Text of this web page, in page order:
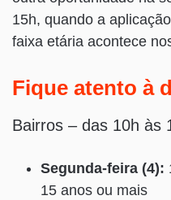
15h, quando a
faixa etária acontece
Fique atento à
Bairros – das 10h às
Segunda-feira (4):
15 anos ou mais